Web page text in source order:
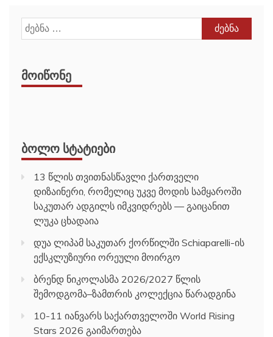
ძებნა:
ᲛᲝᲘᲬᲝᲜᲔ
ᲑᲝᲚᲝ ᲡᲢᲐᲢᲘᲔᲑᲘ
13 წლის თვითნასწავლი ქართველი
დიზაინერი, რომელიც უკვე მოდის სამყაროში
საკუთარ ადგილს იმკვიდრებს — გაიცანით
ლუკა ცხადაია
დუა ლიპამ საკუთარ ქორწილში Schiaparelli-ის
ექსკლუზიური ორეული მოირგო
ბრენდ ნიკოლასმა 2026/2027 წლის
შემოდგომა–ზამთრის კოლექცია წარადგინა
10-11 იანვარს საქართველოში World Rising
Stars 2026 გაიმართება